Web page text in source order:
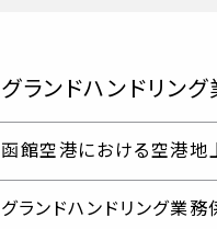
グランドハンドリン
函館空港における空港地
グランドハンドリング業務